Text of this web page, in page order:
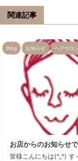
関連記事
Blog お知らせ ヘアサロン
お店からのお知らせで
皆様こんにちは(^_^) す